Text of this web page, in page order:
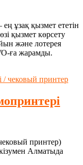
ұзақ қызмет ететін
қызмет көрсету
және лотерея
ға жарамды.
принтер)
Алматыда